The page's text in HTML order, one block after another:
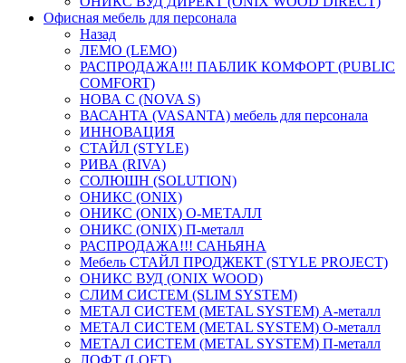
Офисная мебель для персонала
Назад
ЛЕМО (LEMO)
РАСПРОДАЖА!!! ПАБЛИК КОМФОРТ (PUBLIC
COMFORT)
НОВА С (NOVA S)
ВАСАНТА (VASANTA) мебель для персонала
ИННОВАЦИЯ
СТАЙЛ (STYLE)
РИВА (RIVA)
СОЛЮШН (SOLUTION)
ОНИКС (ONIX)
ОНИКС (ONIX) O-МЕТАЛЛ
ОНИКС (ONIX) П-металл
РАСПРОДАЖА!!! САНЬЯНА
Мебель СТАЙЛ ПРОДЖЕКТ (STYLE PROJECT)
ОНИКС ВУД (ONIX WOOD)
СЛИМ СИСТЕМ (SLIM SYSTEM)
МЕТАЛ СИСТЕМ (METAL SYSTEM) А-металл
МЕТАЛ СИСТЕМ (METAL SYSTEM) О-металл
МЕТАЛ СИСТЕМ (METAL SYSTEM) П-металл
ЛОФТ (LOFT)